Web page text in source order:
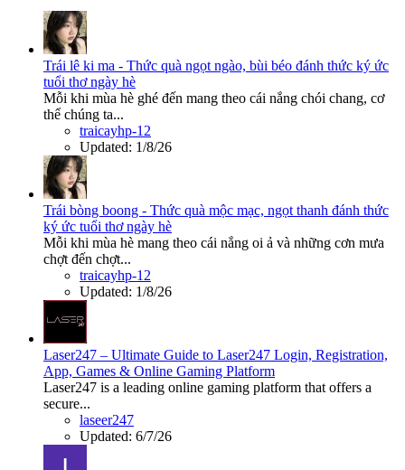
Trái lê ki ma - Thức quà ngọt ngào, bùi béo đánh thức ký ức
tuổi thơ ngày hè
Mỗi khi mùa hè ghé đến mang theo cái nắng chói chang, cơ
thể chúng ta...
traicayhp-12
Updated: 1/8/26
Trái bòng boong - Thức quà mộc mạc, ngọt thanh đánh thức
ký ức tuổi thơ ngày hè
Mỗi khi mùa hè mang theo cái nắng oi ả và những cơn mưa
chợt đến chợt...
traicayhp-12
Updated: 1/8/26
Laser247 – Ultimate Guide to Laser247 Login, Registration,
App, Games & Online Gaming Platform
Laser247 is a leading online gaming platform that offers a
secure...
laseer247
Updated: 6/7/26